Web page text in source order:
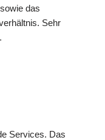
das
Sehr
Services. Das